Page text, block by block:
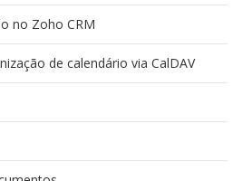
no Zoho CRM
de calendário via CalDAV